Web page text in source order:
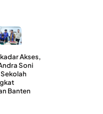
Akses,
Soni
Banten